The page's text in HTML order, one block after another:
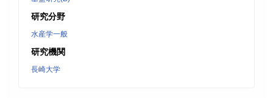
研究分野
水産学一般
研究機関
長崎大学